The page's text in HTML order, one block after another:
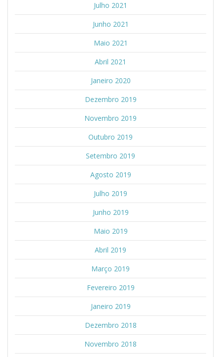
Julho 2021
Junho 2021
Maio 2021
Abril 2021
Janeiro 2020
Dezembro 2019
Novembro 2019
Outubro 2019
Setembro 2019
Agosto 2019
Julho 2019
Junho 2019
Maio 2019
Abril 2019
Março 2019
Fevereiro 2019
Janeiro 2019
Dezembro 2018
Novembro 2018